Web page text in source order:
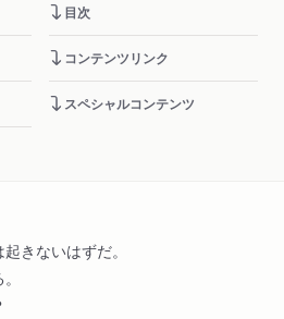
目次
コンテンツリンク
スペシャルコンテンツ
きないはずだ。